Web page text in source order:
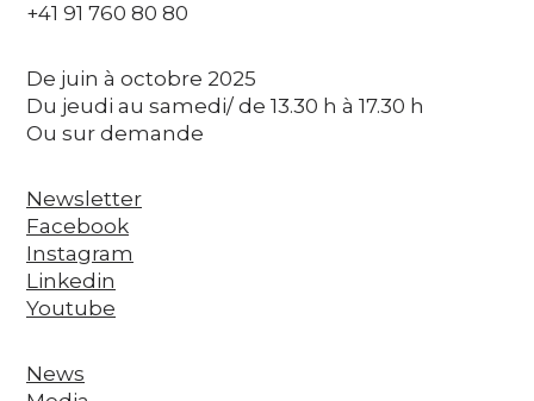
+41 91 760 80 80
De juin à octobre 2025
Du jeudi au samedi/ de 13.30 h à 17.30 h
Ou sur demande
Newsletter
Facebook
Instagram
Linkedin
Youtube
News